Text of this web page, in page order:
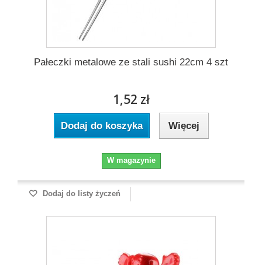
Pałeczki metalowe ze stali sushi 22cm 4 szt
1,52 zł
Dodaj do koszyka Więcej
W magazynie
Dodaj do listy życzeń